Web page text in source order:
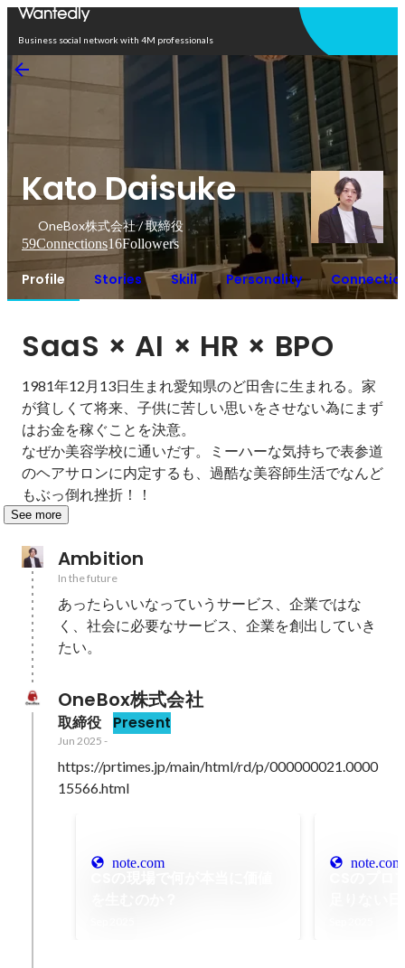
Business social network with 4M professionals
Kato Daisuke
OneBox株式会社 / 取締役
59Connections16Followers
Profile Stories Skill Personality
SaaS × AI × HR × BPO
1981年12月13日生まれ愛知県のど田舎に生まれる。家
が貧しくて将来、子供に苦しい思いをさせない為にまず
はお金を稼ぐことを決意。
なぜか美容学校に通いだす。ミーハーな気持ちで表参道
のヘアサロンに内定するも、過酷な美容師生活でなんど
もぶっ倒れ挫折！！
See more
Ambition
In the future
あったらいいなっていうサービス、企業ではな
く、社会に必要なサービス、企業を創出していき
たい。
OneBox株式会社
取締役 Present
Jun 2025 -
https://prtimes.jp/main/html/rd/p/000000021.0000
15566.html
note.com note.com